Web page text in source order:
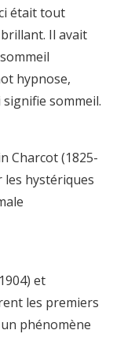
était tout
Il avait
hypnose,
sommeil.
Charcot (1825-
les hystériques
et
les premiers
phénomène